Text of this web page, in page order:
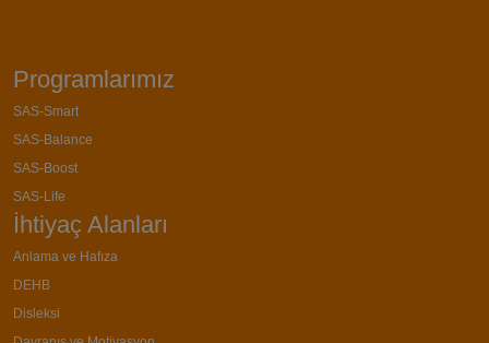
Programlarımız
SAS-Smart
SAS-Balance
SAS-Boost
SAS-Life
İhtiyaç Alanları
Anlama ve Hafıza
DEHB
Disleksi